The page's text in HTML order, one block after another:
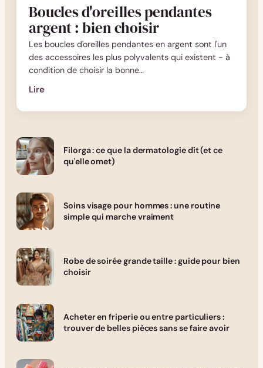
Boucles d'oreilles pendantes
argent : bien choisir
Les boucles d'oreilles pendantes en argent sont l'un
des accessoires les plus polyvalents qui existent - à
condition de choisir la bonne…
Lire
:
Boucles
pendantes
argent
:
choisir
Filorga : ce que la dermatologie dit (et ce
qu'elle omet)
Soins visage pour hommes : une routine
simple qui marche vraiment
Robe de soirée grande taille : guide pour bien
choisir
Acheter en friperie ou entre particuliers :
trouver de belles pièces sans se faire avoir